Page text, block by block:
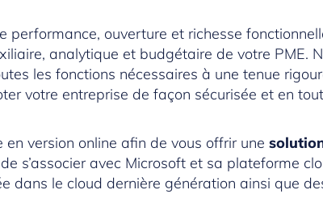
performance, ouverture et richesse
analytique et budgétaire de votre PME.
les fonctions nécessaires à une tenue
votre entreprise de façon sécurisée et en
version online afin de vous offrir une
s’associer avec Microsoft et sa plateforme
dans le cloud dernière génération ainsi que